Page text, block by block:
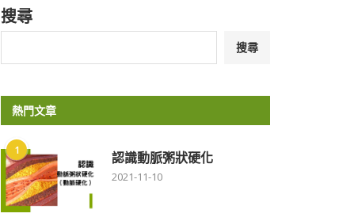
搜尋
搜尋
熱門文章
1 認識動脈粥狀硬化
2021-11-10